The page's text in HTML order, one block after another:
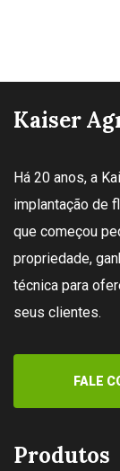
Kaiser
Há 20 anos, a
implantação de
que começou
propriedade,
técnica para
seus clientes.
FALE
Produtos